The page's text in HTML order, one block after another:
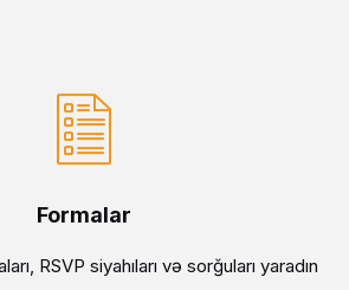
Formalar
RSVP siyahıları və sorğuları yaradın